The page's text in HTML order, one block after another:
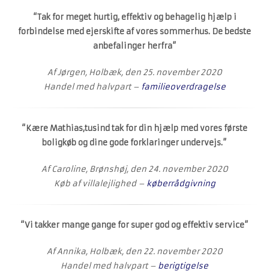
“Tak for meget hurtig, effektiv og behagelig hjælp i
forbindelse med ejerskifte af vores sommerhus. De bedste
anbefalinger herfra”
Af Jørgen, Holbæk, den 25. november 2020
Handel med halvpart – familieoverdragelse
“Kære Mathias,tusind tak for din hjælp med vores første
boligkøb og dine gode forklaringer undervejs.”
Af Caroline, Brønshøj, den 24. november 2020
Køb af villalejlighed – køberrådgivning
“Vi takker mange gange for super god og effektiv service”
Af Annika, Holbæk, den 22. november 2020
Handel med halvpart – berigtigelse